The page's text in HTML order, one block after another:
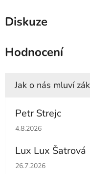
Diskuze
Hodnocení
Petr Strejc
Hodnocení obchodu
4.8.2026
Lux Lux Šatrová
Hodnocení obchodu
26.7.2026